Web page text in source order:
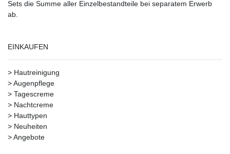
Sets die Summe aller Einzelbestandteile bei separatem Erwerb
ab.
EINKAUFEN
> Hautreinigung
>Augenpflege
> Tagescreme
> Nachtcreme
> Hauttypen
> Neuheiten
>Angebote